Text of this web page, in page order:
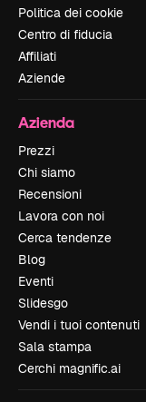
Politica dei cookie
Centro di fiducia
Affiliati
Aziende
Azienda
Prezzi
Chi siamo
Recensioni
Lavora con noi
Cerca tendenze
Blog
Eventi
Slidesgo
Vendi i tuoi contenuti
Sala stampa
Cerchi magnific.ai